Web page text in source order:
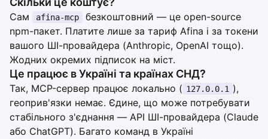
Сам afina-mcp
безкоштовний — це open-source
npm-пакет. Платите лише за тариф Afina і за токени
вашого ШІ-провайдера (Anthropic, OpenAI тощо).
Жодних окремих підписок на міст.
Це працює в Україні та країнах СНД?
Так, MCP-сервер працює локально ( 127.0.0.1 ),
геоприв'язки немає. Єдине, що може потребувати
стабільного з'єднання — API ШІ-провайдера (Claude
або ChatGPT). Багато команд в Україні